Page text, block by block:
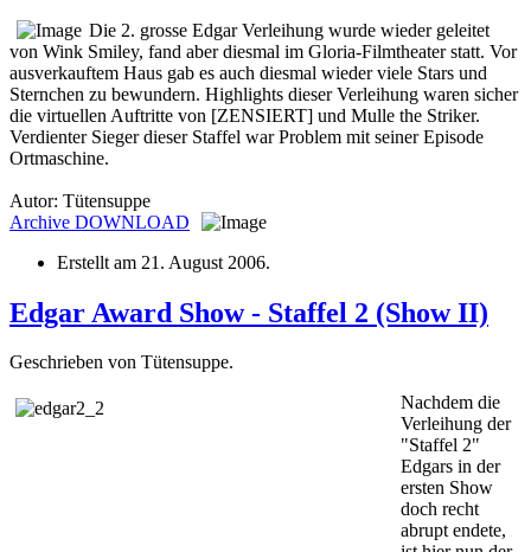
Die 2. grosse Edgar Verleihung wurde wieder geleitet
von Wink Smiley, fand aber diesmal im Gloria-Filmtheater statt. Vor
ausverkauftem Haus gab es auch diesmal wieder viele Stars und
Sternchen zu bewundern. Highlights dieser Verleihung waren sicher
die virtuellen Auftritte von [ZENSIERT] und Mulle the Striker.
Verdienter Sieger dieser Staffel war Problem mit seiner Episode
Ortmaschine.
Autor: Tütensuppe
Archive DOWNLOAD
Erstellt am 21. August 2006.
Edgar Award Show - Staffel 2 (Show II)
Geschrieben von Tütensuppe.
Nachdem die
Verleihung der
"Staffel 2"
Edgars in der
ersten Show
doch recht
abrupt endete,